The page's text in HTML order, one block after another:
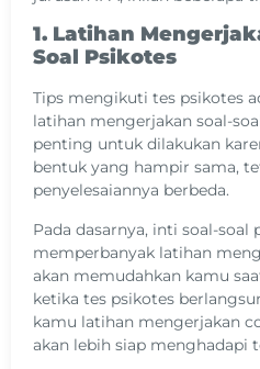
1. Latihan
Soal Psikotes
Tips mengikuti tes psikotes
latihan mengerjakan soal-
penting untuk dilakukan
bentuk yang hampir sama,
penyelesaiannya berbeda.
Pada dasarnya, inti soal-soal
memperbanyak latihan
akan memudahkan kamu
ketika tes psikotes
kamu latihan mengerjakan
akan lebih siap menghadapi